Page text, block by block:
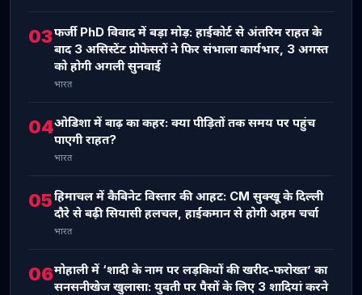
03फर्जी PhD विवाद में बड़ा मोड़: हाईकोर्ट से अंतरिम राहत के
बाद 3 असिस्टेंट प्रोफेसरों ने फिर संभाला कार्यभार, 3 अगस्त
को होगी अगली सुनवाई
भारत
04ओडिशा में बाढ़ का कहर: क्या पीड़ितों तक समय पर पहुंच
पाएगी राहत?
भारत
05हिमाचल में कैबिनेट विस्तार की आहट: CM सुक्खू के दिल्ली
दौरे से बढ़ी सियासी हलचल, हाईकमान से होगी अहम चर्चा
भारत
06मोहाली में ‘शादी के नाम पर लड़कियों की खरीद-फरोख्त’ का
सनसनीखेज खुलासा: युवती पर पैसों के लिए 3 शादियां करने